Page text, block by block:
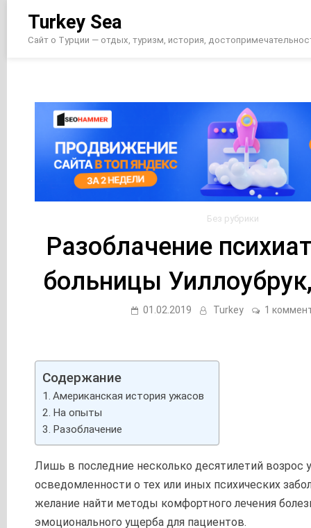
содержимому
Turkey Sea
Сайт о Турции — отдых, туризм, история,
Без рубрики
Разоблачение
больницы
01.02.2019 Turkey 1
Содержание
Американская история ужасов
На опыты
Разоблачение
Лишь в последние несколько десятилетий возрос
осведомленности о тех или иных психических
желание найти методы комфортного лечения
эмоционального ущерба для пациентов.